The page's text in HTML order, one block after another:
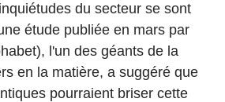
du secteur se sont
étude publiée en mars par
l'un des géants de la
en la matière, a suggéré que
pourraient briser cette